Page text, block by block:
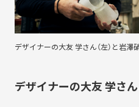
デザイナーの大友 学さん（左）と岩澤
デザイナーの大友 学さ